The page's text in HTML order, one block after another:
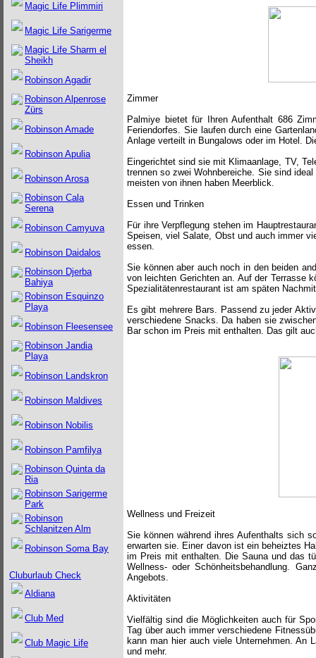
Magic Life Plimmiri
Magic Life Sarigerme
Magic Life Sharm el
Sheikh
Robinson Agadir
Robinson Alpenrose
Zürs
Robinson Amade
Robinson Apulia
Robinson Arosa
Robinson Cala
Serena
Robinson Camyuva
Robinson Daidalos
Robinson Djerba
Bahiya
Robinson Esquinzo
Playa
Robinson Fleesensee
Robinson Jandia
Playa
Robinson Landskron
Robinson Maldives
Robinson Nobilis
Robinson Pamfilya
Robinson Quinta da
Ria
Robinson Sarigerme
Park
Robinson
Schlanitzen Alm
Robinson Soma Bay
Cluburlaub Check
Aldiana
Club Med
Club Magic Life
Zimmer
Palmiye bietet für Ihren Aufenthalt 686
Feriendorfes. Sie laufen durch eine
Anlage verteilt in Bungalows oder im Hotel.
Eingerichtet sind sie mit Klimaanlage, TV,
trennen so zwei Wohnbereiche. Sie sind
meisten von ihnen haben Meerblick.
Essen und Trinken
Für ihre Verpflegung stehen im
Speisen, viel Salate, Obst und auch immer
essen.
Sie können aber auch noch in den beiden
von leichten Gerichten an. Auf der Terrasse
Spezialitätenrestaurant ist am späten
Es gibt mehrere Bars. Passend zu jeder
verschiedene Snacks. Da haben sie
Bar schon im Preis mit enthalten. Das gilt
Wellness und Freizeit
Sie können während ihres Aufenthalts sich
erwarten sie. Einer davon ist ein beheiztes
im Preis mit enthalten. Die Sauna und das
Wellness- oder Schönheitsbehandlung.
Angebots.
Aktivitäten
Vielfältig sind die Möglichkeiten auch für
Tag über auch immer verschiedene
kann man hier auch viele Unternehmen. An
und mehr.